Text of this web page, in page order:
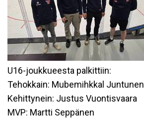
U16-joukkueesta palkittiin:
Tehokkain: Mubemihkkal Juntunen
Kehittynein: Justus Vuontisvaara
MVP: Martti Seppänen